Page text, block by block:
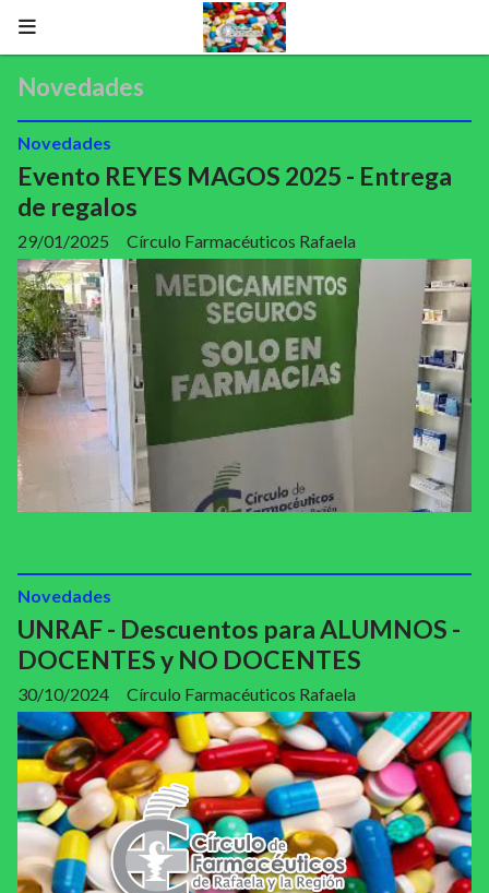
Novedades
Evento REYES MAGOS 2025 - Entrega
de regalos
Círculo Farmacéuticos Rafaela
Novedades
29/01/2025
UNRAF - Descuentos para ALUMNOS -
DOCENTES y NO DOCENTES
Círculo Farmacéuticos Rafaela
Novedades
30/10/2024